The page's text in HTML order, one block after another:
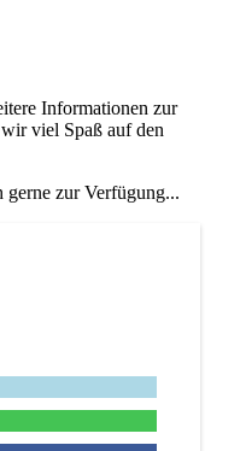
Informationen zur
viel Spaß auf den
zur Verfügung...